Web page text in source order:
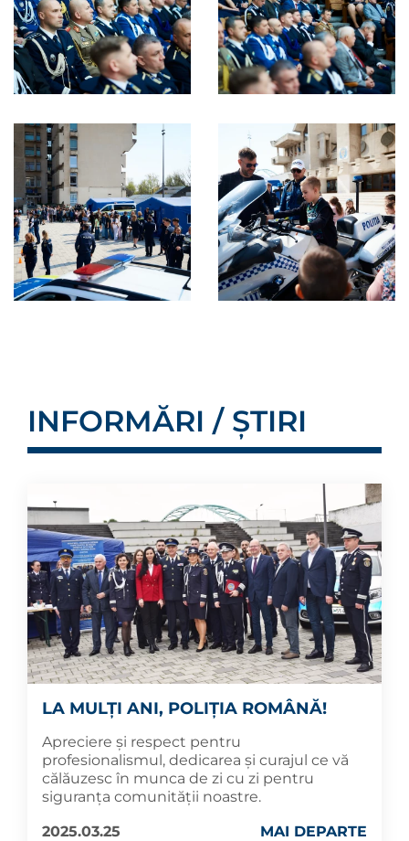
INFORMĂRI / ȘTIRI
LA MULȚI ANI, POLIȚIA ROMÂNĂ!
Apreciere și respect pentru
profesionalismul, dedicarea și curajul ce vă
călăuzesc în munca de zi cu zi pentru
siguranța comunității noastre.
2025.03.25
MAI DEPARTE